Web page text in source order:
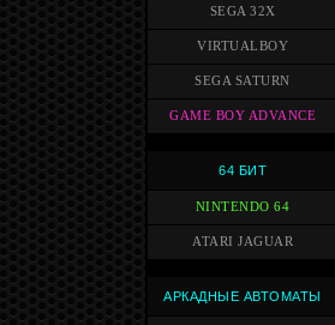
SEGA 32X
VIRTUALBOY
SEGA SATURN
GAME BOY ADVANCE
64 БИТ
NINTENDO 64
ATARI JAGUAR
АРКАДНЫЕ АВТОМАТЫ